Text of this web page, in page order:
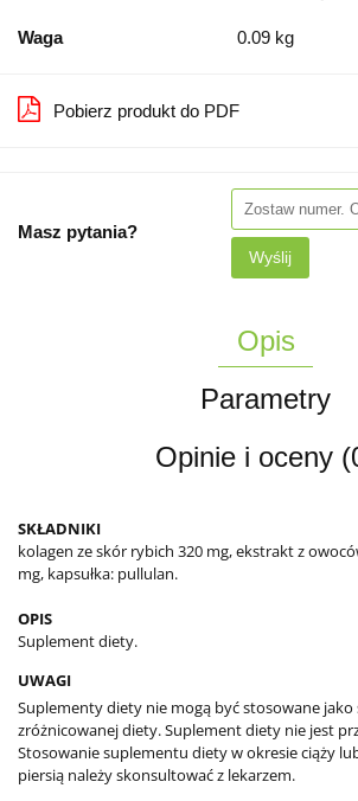
Waga 0.09 kg
Pobierz produkt do PDF
Masz pytania?
Wyślij
Opis
Parametry
Opinie i oceny
SKŁADNIKI
kolagen ze skór rybich 320 mg, ekstrakt z
mg, kapsułka: pullulan.
OPIS
Suplement diety.
UWAGI
Suplementy diety nie mogą być stosowane
zróżnicowanej diety. Suplement diety nie jest
Stosowanie suplementu diety w okresie ciąży
piersią należy skonsultować z lekarzem.